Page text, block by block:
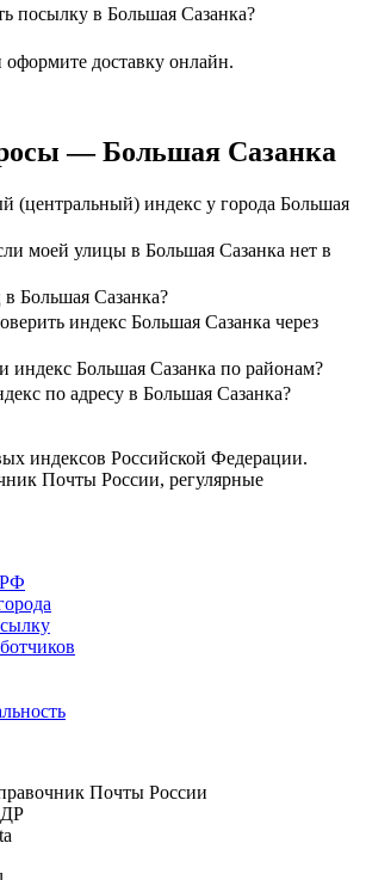
посылку в Большая Сазанка?
доставку онлайн.
— Большая Сазанка
(центральный) индекс у города Большая
моей улицы в Большая Сазанка нет в
Большая Сазанка?
индекс Большая Сазанка через
индекс Большая Сазанка по районам?
по адресу в Большая Сазанка?
индексов Российской Федерации.
Почты России, регулярные
Почты России